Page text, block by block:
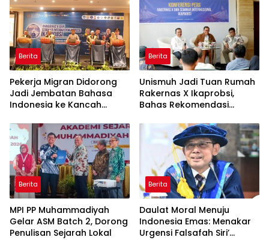
Berita
Pekerja Migran Didorong
Jadi Jembatan Bahasa
Indonesia ke Kancah
Berita
Unismuh Jadi Tuan Rumah
Rakernas X Ikaprobsi,
Bahas Rekomendasi
Indonesia di Tingkat
Global
Berita
MPI PP Muhammadiyah
Gelar ASM Batch 2, Dorong
Penulisan Sejarah Lokal
Berita
Daulat Moral Menuju
Indonesia Emas: Menakar
Urgensi Falsafah Siri’